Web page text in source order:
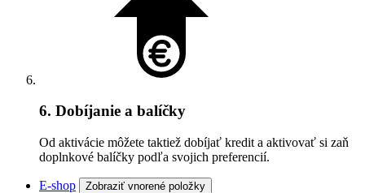
6. Dobíjanie a balíčky
Od aktivácie môžete taktiež dobíjať kredit a aktivovať si zaň
doplnkové balíčky podľa svojich preferencií.
E-shop Zobraziť vnorené položky